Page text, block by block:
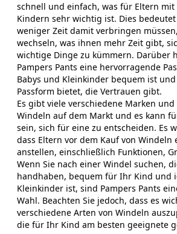
schnell und einfach, was für Eltern
Kindern sehr wichtig ist. Dies
weniger Zeit damit verbringen
wechseln, was ihnen mehr Zeit gibt,
wichtige Dinge zu kümmern. Darüber
Pampers Pants eine hervorragende
Babys und Kleinkinder bequem ist
Passform bietet, die Vertrauen gibt.
Es gibt viele verschiedene Marken und
Windeln auf dem Markt und es kann
sein, sich für eine zu entscheiden. Es
dass Eltern vor dem Kauf von Windeln
anstellen, einschließlich Funktionen,
Wenn Sie nach einer Windel suchen,
handhaben, bequem für Ihr Kind und
Kleinkinder ist, sind Pampers Pants
Wahl. Beachten Sie jedoch, dass es
verschiedene Arten von Windeln
die für Ihr Kind am besten geeignete